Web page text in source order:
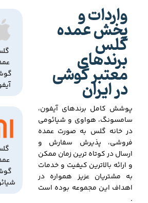
واردات و
پخش عمده
گلس
برندهای
معتبر گوشی
در ایران
پوشش کامل برندهای آیفون،
سامسونگ، هواوی و شیائومی
در خانه گلس به صورت عمده
فروشی، پذیرش سفارش و
ارسال در کوتاه ترین زمان ممکن
و ارائه بالاترین کیفیت و خدمات
به مشتریان عزیز همواره در
اهداف این مجموعه بوده است
.